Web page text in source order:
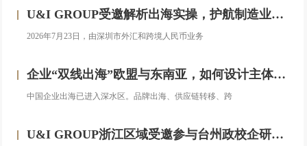
U&I GROUP受邀解析出海实操，护航制造业企业汇率风险管理
2026年7月23日，由深圳市外汇和跨境人民币业务
企业“双线出海”欧盟与东南亚，如何设计主体架构？——对话汇智集团
中国企业出海已进入深水区。品牌出海、供应链转移、跨
U&I GROUP浙江区域受邀参与台州政校企研修班，助力浙企搭建跨境投资合规框架